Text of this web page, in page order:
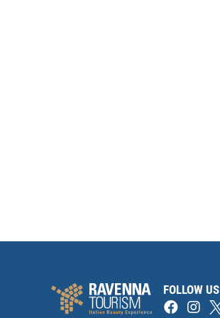
FOLLOW US